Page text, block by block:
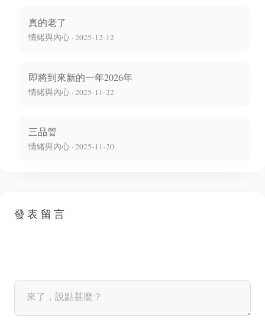
真的老了
情緒與內心 · 2025-12-12
即將到來新的一年2026年
情緒與內心 · 2025-11-22
三品管
情緒與內心 · 2025-11-20
發表留言